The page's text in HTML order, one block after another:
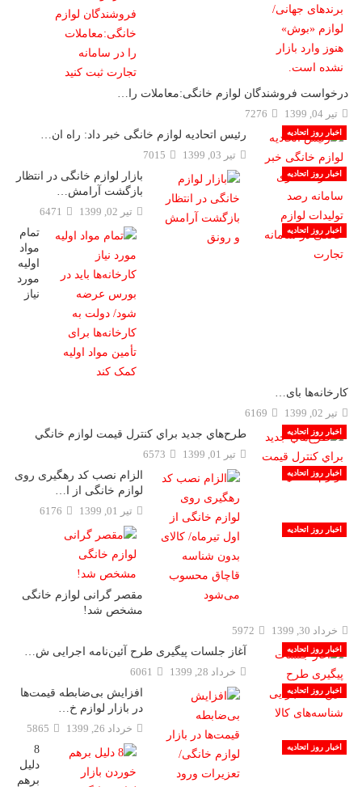
درخواست فروشندگان لوازم خانگی:معاملات را…
تیر 04, 1399
رئیس اتحادیه لوازم خانگی خبر داد: راه ان…
تیر 03, 1399
اخبار روز اتحادیه
بازار لوازم خانگی در انتظار
بازگشت آرامش…
تیر 02, 1399
اخبار روز اتحادیه
تمام
مواد
اولیه
مورد
نیاز
کارخانه‌ها بای…
تیر 02, 1399
اخبار روز اتحادیه
طرح‌هاي جديد براي كنترل قيمت لوازم خانگي
تیر 01, 1399
اخبار روز اتحادیه
الزام نصب کد رهگیری روی
لوازم خانگی از ا…
تیر 01, 1399
اخبار روز اتحادیه
مقصر گرانی لوازم خانگی
مشخص شد!
خرداد 30, 1399
اخبار روز اتحادیه
آغاز جلسات پیگیری طرح آئین‌نامه اجرایی ش…
خرداد 28, 1399
اخبار روز اتحادیه
افزایش بی‌ضابطه قیمت‌ها
در بازار لوازم خ…
خرداد 26, 1399
اخبار روز اتحادیه
8
دلیل
برهم
اخبار روز اتحادیه